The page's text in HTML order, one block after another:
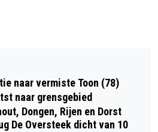
NA BOTSING
BIKERSZ D
AAN GOEDE
naar vermiste Toon (78)
naar grensgebied
Dongen, Rijen en Dorst
De Oversteek dicht van 10